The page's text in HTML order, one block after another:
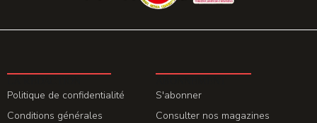
Politique de confidentialité
Conditions générales
S'abonner
Consulter nos magazines